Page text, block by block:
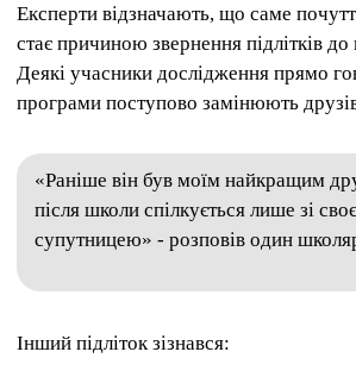
Експерти відзначають, що саме
стає причиною звернення підлітків до
Деякі учасники дослідження прямо
програми поступово замінюють
«Раніше він був моїм найкращим
після школи спілкується лише зі
супутницею» - розповів один
Інший підліток зізнався: